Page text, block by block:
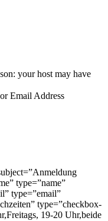
your host may have
Email Address
type=”name”
type=”email”
type=”checkbox-
19-20 Uhr,beide